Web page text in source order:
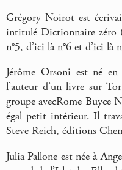
Grégory Noirot est
intitulé Dictionnaire zéro
n°5, d’ici là n°6 et d’ici là
Jérôme Orsoni est né
l’auteur d’un livre sur
groupe avecRome Buyce
égal petit intérieur. Il
Steve Reich, éditions
Julia Pallone est née à